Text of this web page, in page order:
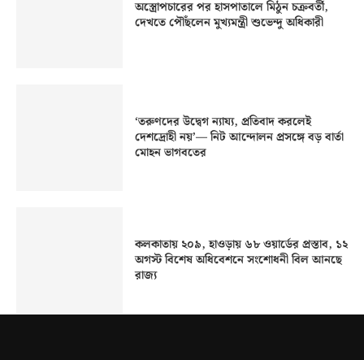
অস্ত্রোপচারের পর হাসপাতালে মিঠুন চক্রবর্তী,
দেখতে পৌঁছলেন মুখ্যমন্ত্রী শুভেন্দু অধিকারী
‘তরুণদের উদ্বেগ ন্যায্য, প্রতিবাদ করলেই
দেশদ্রোহী নয়’— নিট আন্দোলন প্রসঙ্গে বড় বার্তা
মোহন ভাগবতের
কলকাতায় ২০৯, হাওড়ায় ৬৮ ওয়ার্ডের প্রস্তাব, ১২
অগস্ট বিশেষ অধিবেশনে সংশোধনী বিল আনছে
রাজ্য